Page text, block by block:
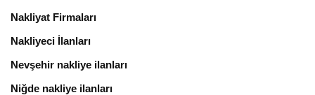
Nakliyat Firmaları
Nakliyeci İlanları
Nevşehir nakliye ilanları
Niğde nakliye ilanları